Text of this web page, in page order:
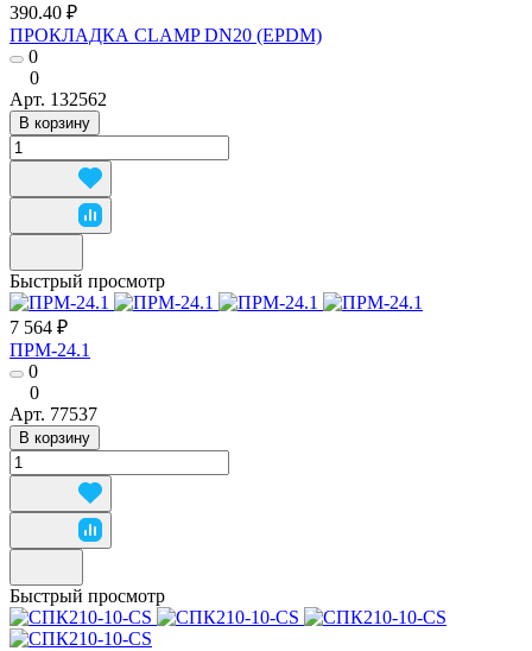
390.40 ₽
ПРОКЛАДКА CLAMP DN20 (EPDM)
0
0
Арт. 132562
В корзину
Быстрый просмотр
7 564 ₽
ПРМ-24.1
0
0
Арт. 77537
В корзину
Быстрый просмотр